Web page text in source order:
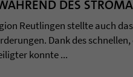
DES
Reutlingen stellte auch
Dank des
konnte ...